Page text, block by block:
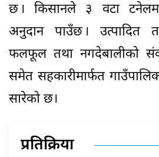
छ । किसानले ३ वटा
अनुदान पाउँछ । उत्पादित
फलफूल तथा नगदेबालीको
समेत सहकारीमार्फत
सारेको छ।
प्रतिक्रिया